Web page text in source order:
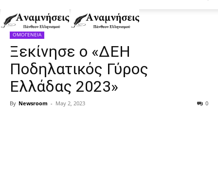
Home ΟΜΟΓΕΝΕΙΑ
ΟΜΟΓΕΝΕΙΑ
Ξεκίνησε ο «ΔΕΗ
Ποδηλατικός Γύρος
Ελλάδας 2023»
By Newsroom - May 2, 2023 0